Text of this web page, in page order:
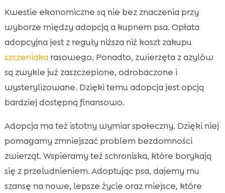
Kwestie ekonomiczne są nie bez znaczenia przy
wyborze między adopcją a kupnem psa. Opłata
adopcyjna jest z reguły niższa niż koszt zakupu
szczeniaka rasowego. Ponadto, zwierzęta z azylów
są zwykle już zaszczepione, odrobaczone i
wysterylizowane. Dzięki temu adopcja jest opcją
bardziej dostępną finansowo.
Adopcja ma też istotny wymiar społeczny. Dzięki niej
pomagamy zmniejszać problem bezdomności
zwierząt. Wspieramy też schroniska, które borykają
się z przeludnieniem. Adoptując psa, dajemy mu
szansę na nowe, lepsze życie oraz miejsce, które